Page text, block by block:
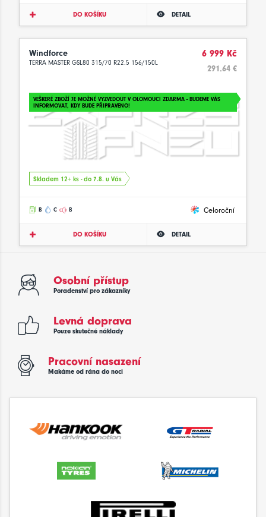
DO KOŠÍKU DETAIL
Windforce
TERRA MASTER GSL80 315/70 R22.5 156/150L
6 999 Kč
291.64 €
VEŠKERÉ ZBOŽÍ JE MOŽNÉ VYZVEDOUT V OLOMOUCI ZDARMA - BUDEME VÁS
INFORMOVAT, KDY BUDE PŘIPRAVENO!
Skladem 12+ ks - do 7.8. u Vás
B C B Celoroční
DO KOŠÍKU DETAIL
Osobní přístup
Poradenství pro zákazníky
Levná doprava
Pouze skutečné náklady
Pracovní nasazení
Makáme od rána do noci